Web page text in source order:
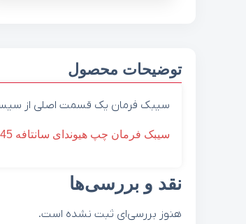
توضیحات محصول
سیبک فرمان یک قسمت اصلی از
سیبک فرمان چپ هیوندای سانتافه IX45
نقد و بررسی‌ها
هنوز بررسی‌ای ثبت نشده است.